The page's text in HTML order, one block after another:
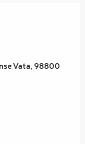
Vata, 98800